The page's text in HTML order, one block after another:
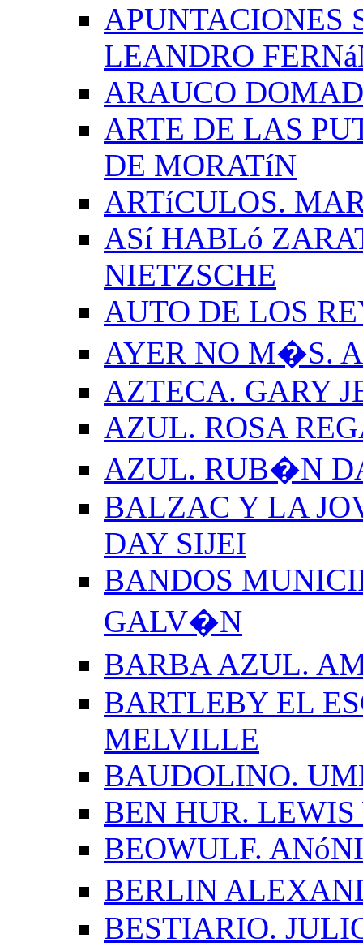
APUNTACIONES
LEANDRO
ARAUCO
ARTE DE LAS
DE MORATíN
ARTíCULOS.
ASí HABLó
NIETZSCHE
AUTO DE LOS
AYER NO M�S.
AZTECA. GARY
AZUL. ROSA
AZUL. RUB�N
BALZAC Y LA
DAY SIJEI
BANDOS
GALV�N
BARBA AZUL.
BARTLEBY EL
MELVILLE
BAUDOLINO.
BEN HUR.
BEOWULF.
BERLIN
BESTIARIO.